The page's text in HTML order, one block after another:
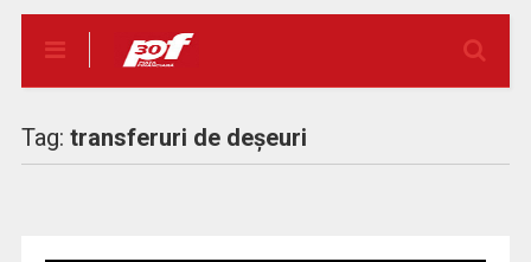
Tag: transferuri de deșeuri